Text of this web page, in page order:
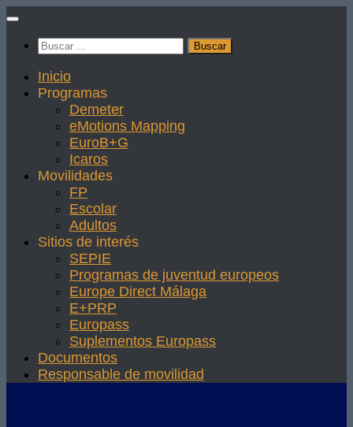
Saltar
contenido
Buscar:
Inicio
Programas
Demeter
eMotions Mapping
EuroB+G
Icaros
Movilidades
FP
Escolar
Adultos
Sitios de interés
SEPIE
Programas de juventud europeos
Europe Direct Málaga
E+PRP
Europass
Suplementos Europass
Documentos
Responsable de movilidad